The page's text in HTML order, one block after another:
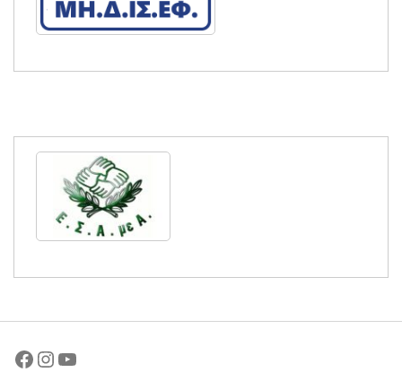
Facebook
Instagram
YouTube